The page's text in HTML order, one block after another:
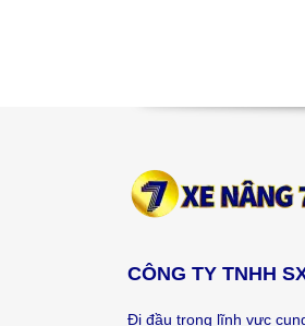
CÔNG TY TNHH
Đi đầu trong lĩnh vực